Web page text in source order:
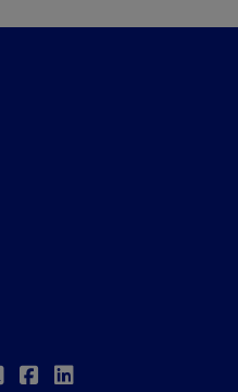
TwitterFacebook
Linkedin